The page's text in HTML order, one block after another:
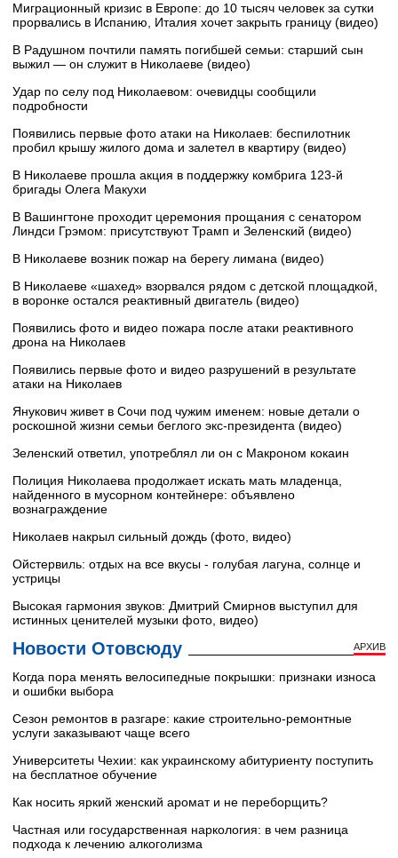
Миграционный кризис в Европе: до 10 тысяч человек за сутки
прорвались в Испанию, Италия хочет закрыть границу (видео)
В Радушном почтили память погибшей семьи: старший сын
выжил — он служит в Николаеве (видео)
Удар по селу под Николаевом: очевидцы сообщили
подробности
Появились первые фото атаки на Николаев: беспилотник
пробил крышу жилого дома и залетел в квартиру (видео)
В Николаеве прошла акция в поддержку комбрига 123-й
бригады Олега Макухи
В Вашингтоне проходит церемония прощания с сенатором
Линдси Грэмом: присутствуют Трамп и Зеленский (видео)
В Николаеве возник пожар на берегу лимана (видео)
В Николаеве «шахед» взорвался рядом с детской площадкой,
в воронке остался реактивный двигатель (видео)
Появились фото и видео пожара после атаки реактивного
дрона на Николаев
Появились первые фото и видео разрушений в результате
атаки на Николаев
Янукович живет в Сочи под чужим именем: новые детали о
роскошной жизни семьи беглого экс-президента (видео)
Зеленский ответил, употреблял ли он с Макроном кокаин
Полиция Николаева продолжает искать мать младенца,
найденного в мусорном контейнере: объявлено
вознаграждение
Николаев накрыл сильный дождь (фото, видео)
Ойстервиль: отдых на все вкусы - голубая лагуна, солнце и
устрицы
Высокая гармония звуков: Дмитрий Смирнов выступил для
истинных ценителей музыки фото, видео)
Новости Отовсюду АРХИВ
Когда пора менять велосипедные покрышки: признаки износа
и ошибки выбора
Сезон ремонтов в разгаре: какие строительно-ремонтные
услуги заказывают чаще всего
Университеты Чехии: как украинскому абитуриенту поступить
на бесплатное обучение
Как носить яркий женский аромат и не переборщить?
Частная или государственная наркология: в чем разница
подхода к лечению алкоголизма